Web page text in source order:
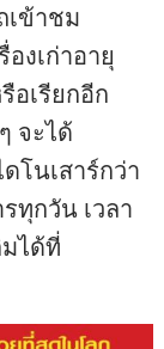
ข้าชม
งเก่าอายุ
เรียกอีก
จะได้
โนเสาร์กว่า
ทุกวัน เวลา
ได้ที่